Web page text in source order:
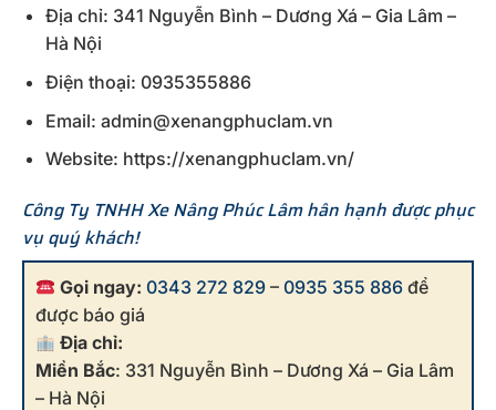
Địa chỉ: 341 Nguyễn Bình – Dương Xá – Gia Lâm –
Hà Nội
Điện thoại: 0935355886
Email: admin@xenangphuclam.vn
Website: https://xenangphuclam.vn/
Công Ty TNHH Xe Nâng Phúc Lâm hân hạnh được phục
vụ quý khách!
Gọi ngay: 0343 272 829 –0935 355 886 để
được báo giá
Địa chỉ:
Miền Bắc: 331 Nguyễn Bình – Dương Xá – Gia Lâm
– Hà Nội